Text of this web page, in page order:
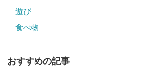
遊び
食べ物
おすすめの記事